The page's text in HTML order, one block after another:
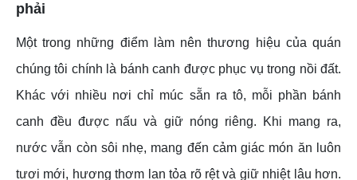
phải
Một trong những điểm làm nên thương hiệu của quán
chúng tôi chính là bánh canh được phục vụ trong nồi đất.
Khác với nhiều nơi chỉ múc sẵn ra tô, mỗi phần bánh
canh đều được nấu và giữ nóng riêng. Khi mang ra,
nước vẫn còn sôi nhẹ, mang đến cảm giác món ăn luôn
tươi mới, hương thơm lan tỏa rõ rệt và giữ nhiệt lâu hơn.